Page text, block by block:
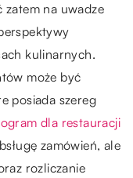
zatem na uwadze
kulinarnych.
może być
posiada szereg
dla restauracji
zamówień, ale
rozliczanie